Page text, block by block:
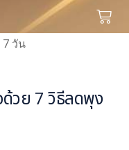
ด้วย 7 วิธีลดพุง